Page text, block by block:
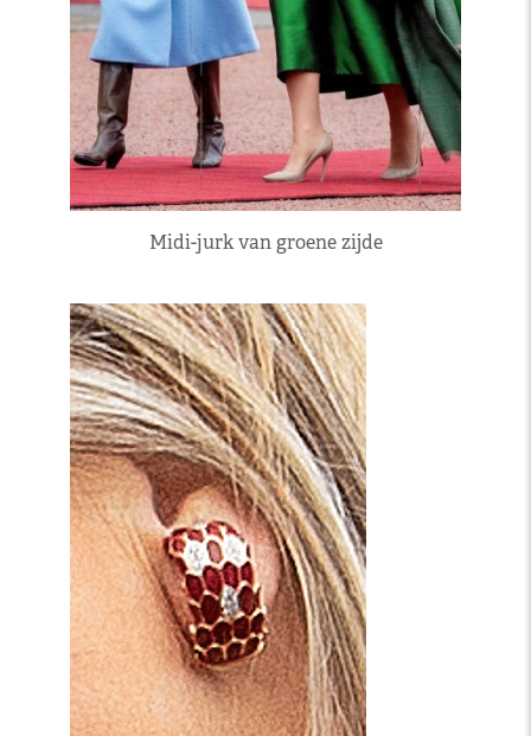
Midi-jurk van groene zijde